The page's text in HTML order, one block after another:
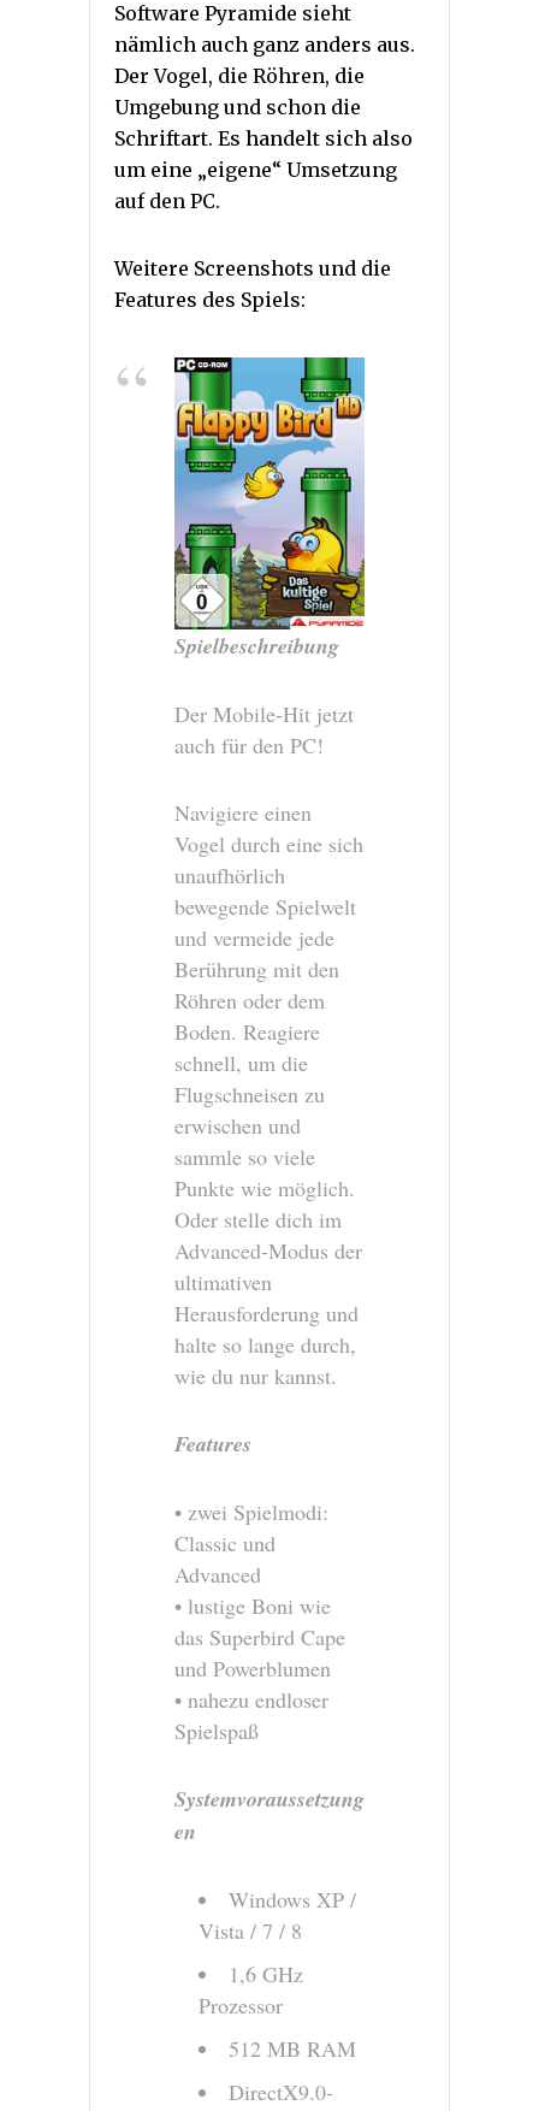
Software Pyramide sieht
nämlich auch ganz anders aus.
Der Vogel, die Röhren, die
Umgebung und schon die
Schriftart. Es handelt sich also
um eine „eigene“ Umsetzung
auf den PC.
Weitere Screenshots und die
Features des Spiels:
Spielbeschreibung
Der Mobile-Hit jetzt
auch für den PC!
Navigiere einen
Vogel durch eine sich
unaufhörlich
bewegende Spielwelt
und vermeide jede
Berührung mit den
Röhren oder dem
Boden. Reagiere
schnell, um die
Flugschneisen zu
erwischen und
sammle so viele
Punkte wie möglich.
Oder stelle dich im
Advanced-Modus der
ultimativen
Herausforderung und
halte so lange durch,
wie du nur kannst.
Features
• zwei Spielmodi:
Classic und
Advanced
• lustige Boni wie
das Superbird Cape
und Powerblumen
• nahezu endloser
Spielspaß
Systemvoraussetzung
en
Windows XP /
Vista / 7 / 8
1,6 GHz
Prozessor
512 MB RAM
DirectX9.0-